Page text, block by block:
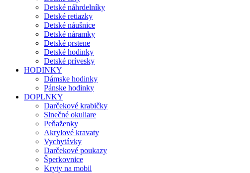
Detské náhrdelníky
Detské retiazky
Detské náušnice
Detské náramky
Detské prstene
Detské hodinky
Detské prívesky
HODINKY
Dámske hodinky
Pánske hodinky
DOPLNKY
Darčekové krabičky
Slnečné okuliare
Peňaženky
Akrylové kravaty
Vychytávky
Darčekové poukazy
Šperkovnice
Kryty na mobil